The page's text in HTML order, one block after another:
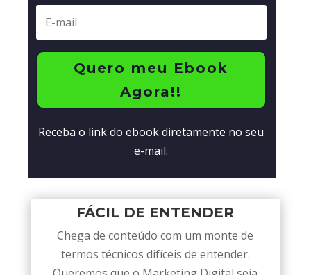
Quero meu Ebook
Agora!!
Receba o link do ebook diretamente no seu
e-mail.
FÁCIL DE ENTENDER
Chega de conteúdo com um monte de
termos técnicos difíceis de entender.